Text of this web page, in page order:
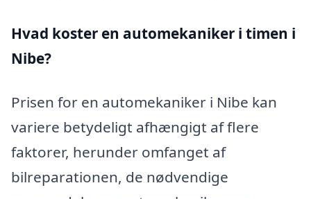
Hvad koster en automekaniker i timen i
Nibe?
Prisen for en automekaniker i Nibe kan
variere betydeligt afhængigt af flere
faktorer, herunder omfanget af
bilreparationen, de nødvendige